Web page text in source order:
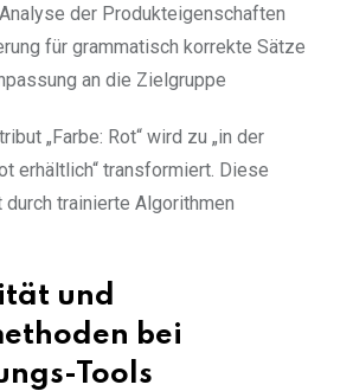
der Produkteigenschaften
für grammatisch korrekte Sätze
an die Zielgruppe
„Farbe: Rot“ wird zu „in der
erhältlich“ transformiert. Diese
trainierte Algorithmen
und
bei
Tools